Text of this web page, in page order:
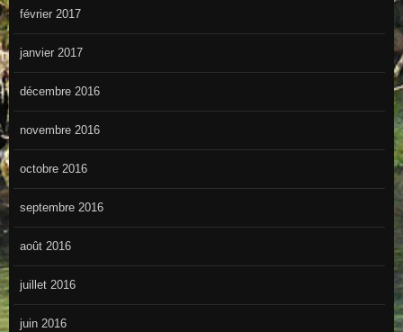
février 2017
janvier 2017
décembre 2016
novembre 2016
octobre 2016
septembre 2016
août 2016
juillet 2016
juin 2016